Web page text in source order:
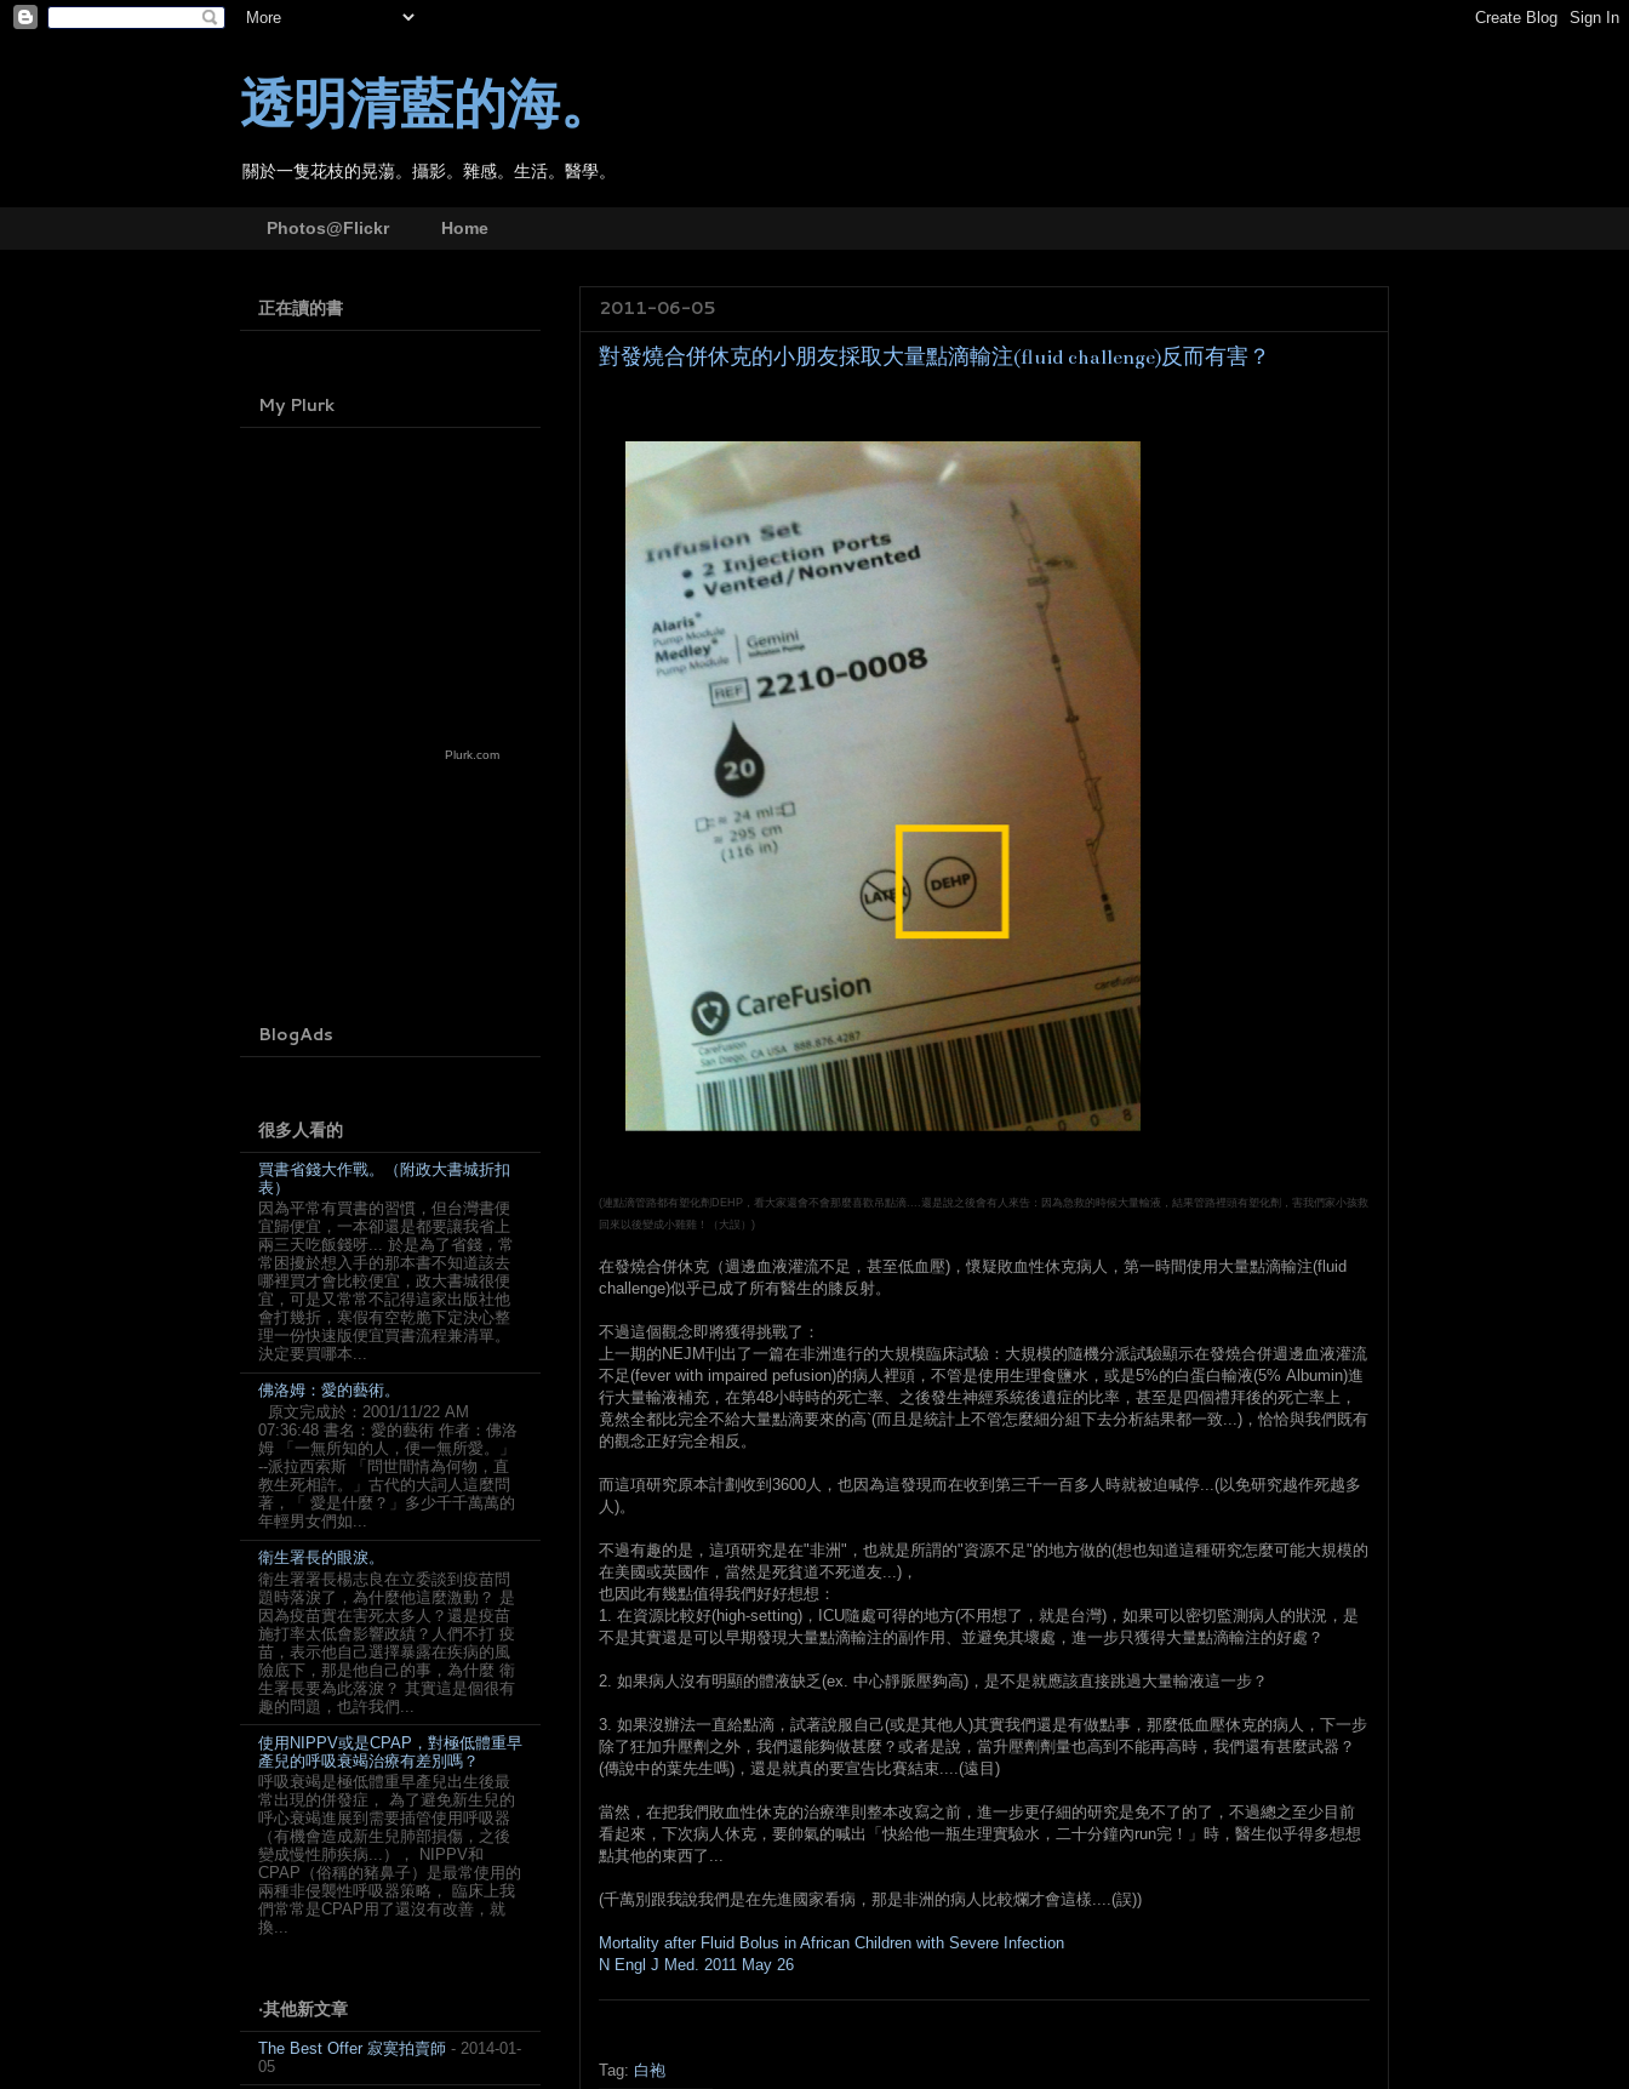
透明清藍的海。
關於一隻花枝的晃蕩。攝影。雜感。生活。醫學。
Photos@Flickr Home
2011-06-05
對發燒合併休克的小朋友採取大量點滴輸注(fluid challenge)反而有害？
(連點滴管路都有塑化劑DEHP，看大家還會不會那麼喜歡吊點滴....還是說之後會有人來告：因為急救的時候大量輸液，結果管路裡頭有塑化劑，害我們家小孩救
回來以後變成小雞雞！（大誤）)
在發燒合併休克（週邊血液灌流不足，甚至低血壓)，懷疑敗血性休克病人，第一時間使用大量點滴輸注(fluid
challenge)似乎已成了所有醫生的膝反射。
不過這個觀念即將獲得挑戰了：
上一期的NEJM刊出了一篇在非洲進行的大規模臨床試驗：大規模的隨機分派試驗顯示在發燒合併週邊血液灌流
不足(fever with impaired pefusion)的病人裡頭，不管是使用生理食鹽水，或是5%的白蛋白輸液(5% Albumin)進
行大量輸液補充，在第48小時時的死亡率、之後發生神經系統後遺症的比率，甚至是四個禮拜後的死亡率上，
竟然全都比完全不給大量點滴要來的高`(而且是統計上不管怎麼細分組下去分析結果都一致...)，恰恰與我們既有
的觀念正好完全相反。
而這項研究原本計劃收到3600人，也因為這發現而在收到第三千一百多人時就被迫喊停...(以免研究越作死越多
人)。
不過有趣的是，這項研究是在"非洲"，也就是所謂的"資源不足"的地方做的(想也知道這種研究怎麼可能大規模的
在美國或英國作，當然是死貧道不死道友...)，
也因此有幾點值得我們好好想想：
1. 在資源比較好(high-setting)，ICU隨處可得的地方(不用想了，就是台灣)，如果可以密切監測病人的狀況，是
不是其實還是可以早期發現大量點滴輸注的副作用、並避免其壞處，進一步只獲得大量點滴輸注的好處？
2. 如果病人沒有明顯的體液缺乏(ex. 中心靜脈壓夠高)，是不是就應該直接跳過大量輸液這一步？
3. 如果沒辦法一直給點滴，試著說服自己(或是其他人)其實我們還是有做點事，那麼低血壓休克的病人，下一步
除了狂加升壓劑之外，我們還能夠做甚麼？或者是說，當升壓劑劑量也高到不能再高時，我們還有甚麼武器？
(傳說中的葉先生嗎)，還是就真的要宣告比賽結束....(遠目)
當然，在把我們敗血性休克的治療準則整本改寫之前，進一步更仔細的研究是免不了的了，不過總之至少目前
看起來，下次病人休克，要帥氣的喊出「快給他一瓶生理實驗水，二十分鐘內run完！」時，醫生似乎得多想想
點其他的東西了...
(千萬別跟我說我們是在先進國家看病，那是非洲的病人比較爛才會這樣....(誤))
Mortality after Fluid Bolus in African Children with Severe Infection
N Engl J Med. 2011 May 26
Tag: 白袍
正在讀的書
My Plurk
Plurk.com
BlogAds
很多人看的
買書省錢大作戰。（附政大書城折扣
表）
因為平常有買書的習慣，但台灣書便
宜歸便宜，一本卻還是都要讓我省上
兩三天吃飯錢呀... 於是為了省錢，常
常困擾於想入手的那本書不知道該去
哪裡買才會比較便宜，政大書城很便
宜，可是又常常不記得這家出版社他
會打幾折，寒假有空乾脆下定決心整
理一份快速版便宜買書流程兼清單。
決定要買哪本...
佛洛姆：愛的藝術。
原文完成於：2001/11/22 AM
07:36:48 書名：愛的藝術 作者：佛洛
姆 「一無所知的人，便一無所愛。」
--派拉西索斯 「問世間情為何物，直
教生死相許。」古代的大詞人這麼問
著，「 愛是什麼？」多少千千萬萬的
年輕男女們如...
衛生署長的眼淚。
衛生署署長楊志良在立委談到疫苗問
題時落淚了，為什麼他這麼激動？ 是
因為疫苗實在害死太多人？還是疫苗
施打率太低會影響政績？人們不打 疫
苗，表示他自己選擇暴露在疾病的風
險底下，那是他自己的事，為什麼 衛
生署長要為此落淚？ 其實這是個很有
趣的問題，也許我們...
使用NIPPV或是CPAP，對極低體重早
產兒的呼吸衰竭治療有差別嗎？
呼吸衰竭是極低體重早產兒出生後最
常出現的併發症， 為了避免新生兒的
呼心衰竭進展到需要插管使用呼吸器
（有機會造成新生兒肺部損傷，之後
變成慢性肺疾病...）， NIPPV和
CPAP（俗稱的豬鼻子）是最常使用的
兩種非侵襲性呼吸器策略， 臨床上我
們常常是CPAP用了還沒有改善，就
換...
‧其他新文章
The Best Offer 寂寞拍賣師 - 2014-01-
05